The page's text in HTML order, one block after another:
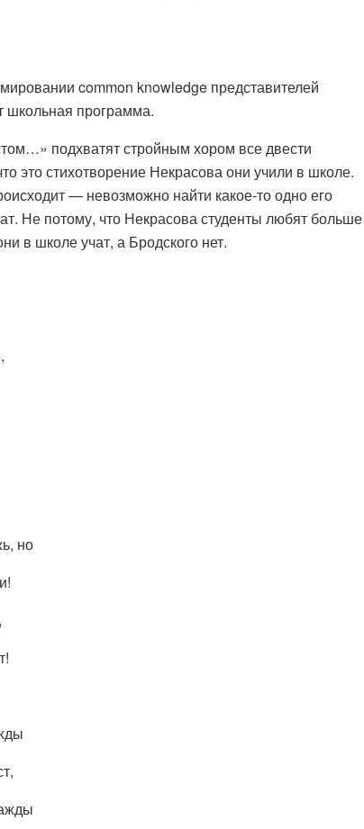
common knowledge представителей
школьная программа.
подхватят стройным хором все двести
это стихотворение Некрасова они учили в школе.
— невозможно найти какое-то одно его
Не потому, что Некрасова студенты любят больше
в школе учат, а Бродского нет.
но